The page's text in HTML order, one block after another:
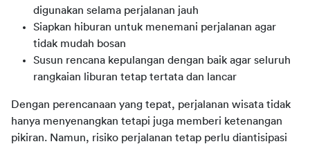
digunakan selama perjalanan jauh
Siapkan hiburan untuk menemani perjalanan agar
tidak mudah bosan
Susun rencana kepulangan dengan baik agar seluruh
rangkaian liburan tetap tertata dan lancar
Dengan perencanaan yang tepat, perjalanan wisata tidak
hanya menyenangkan tetapi juga memberi ketenangan
pikiran. Namun, risiko perjalanan tetap perlu diantisipasi